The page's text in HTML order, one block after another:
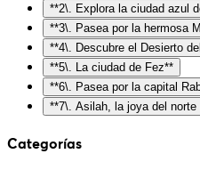
**2\. Explora la ciudad azul
**3\. Pasea por la hermosa
**4\. Descubre el Desierto
**5\. La ciudad de Fez**
**6\. Pasea por la capital
**7\. Asilah, la joya del norte
Categorías